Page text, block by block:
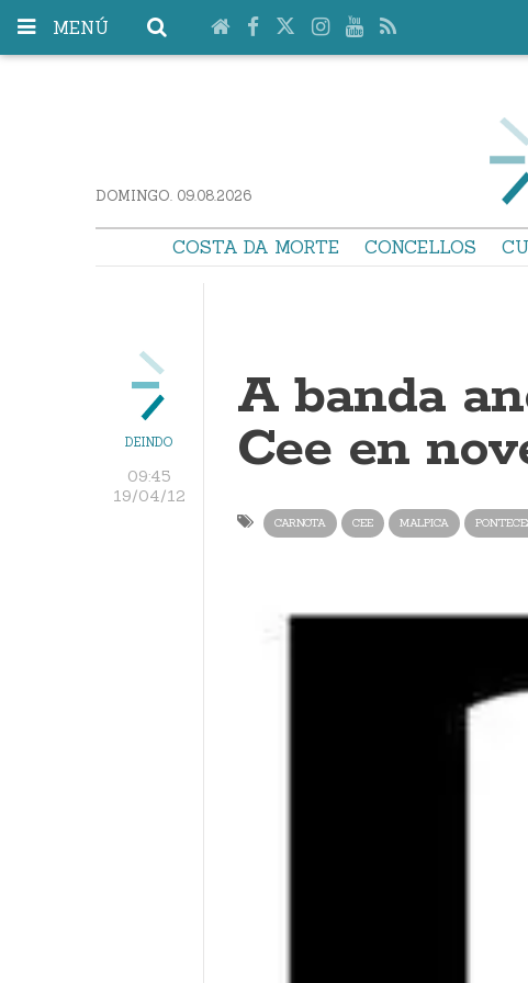
MENÚ
DOMINGO. 09.08.2026
COSTA DA MORTE CONCELLOS
DEINDO
09:45
19/04/12
A banda
Cee en
CARNOTA CEE MALPICA